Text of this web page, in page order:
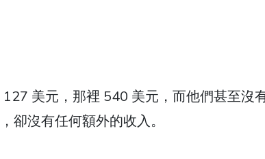
美元，那裡 540 美元，而他們甚至沒
卻沒有任何額外的收入。